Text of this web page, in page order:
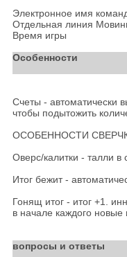
Электронное имя
Отдельная линия
Время игры
Счеты - автоматически
чтобы подытожить
ОСОБЕННОСТИ
Оверс/калитки - талли в
Итог бежит -
Гонящ итог - итог +1.
в начале каждого новые